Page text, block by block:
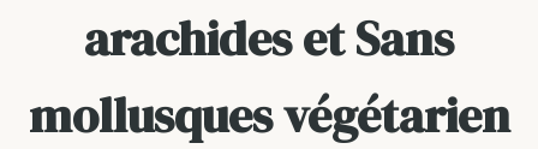
arachides et Sans
mollusques végétarien